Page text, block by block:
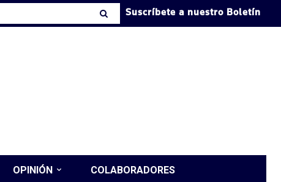
Suscríbete a nuestro Boletín
OPINIÓN COLABORADORES